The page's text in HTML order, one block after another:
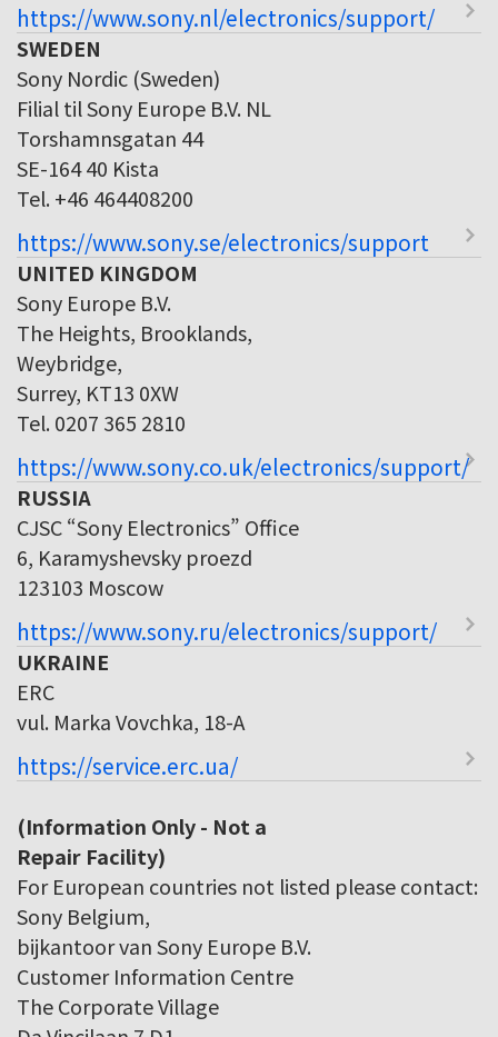
https://www.sony.nl/electronics/support/
SWEDEN
Sony Nordic (Sweden)
Filial til Sony Europe B.V. NL
Torshamnsgatan 44
SE-164 40 Kista
Tel. +46 464408200
https://www.sony.se/electronics/support
UNITED KINGDOM
Sony Europe B.V.
The Heights, Brooklands,
Weybridge,
Surrey, KT13 0XW
Tel. 0207 365 2810
https://www.sony.co.uk/electronics/support/
RUSSIA
CJSC “Sony Electronics” Office
6, Karamyshevsky proezd
123103 Moscow
https://www.sony.ru/electronics/support/
UKRAINE
ERC
vul. Marka Vovchka, 18-A
https://service.erc.ua/
(Information Only - Not a
Repair Facility)
For European countries not listed please contact:
Sony Belgium,
bijkantoor van Sony Europe B.V.
Customer Information Centre
The Corporate Village